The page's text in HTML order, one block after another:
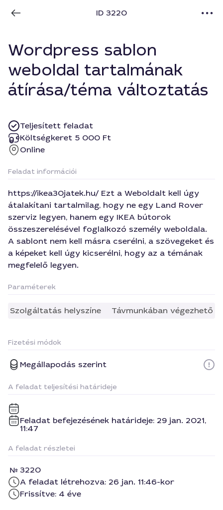
ID 3220
Wordpress sablon
weboldal tartalmának
átírása/téma változtatás
Teljesített feladat
Költségkeret 5 000 Ft
Online
Feladat információi
https://ikea30jatek.hu/ Ezt a Weboldalt kell úgy
átalakítani tartalmilag, hogy ne egy Land Rover
szerviz legyen, hanem egy IKEA bútorok
összeszerelésével foglalkozó személy weboldala.
A sablont nem kell másra cserélni, a szövegeket és
a képeket kell úgy kicserélni, hogy az a témának
megfelelő legyen.
Paraméterek
Szolgáltatás helyszíne Távmunkában végezhető
Fizetési módok
Megállapodás szerint
A feladat teljesítési határideje
Feladat befejezésének határideje: 29 jan. 2021,
11:47
A feladat részletei
3220
A feladat létrehozva: 26 jan. 11:46-kor
Frissítve: 4 éve